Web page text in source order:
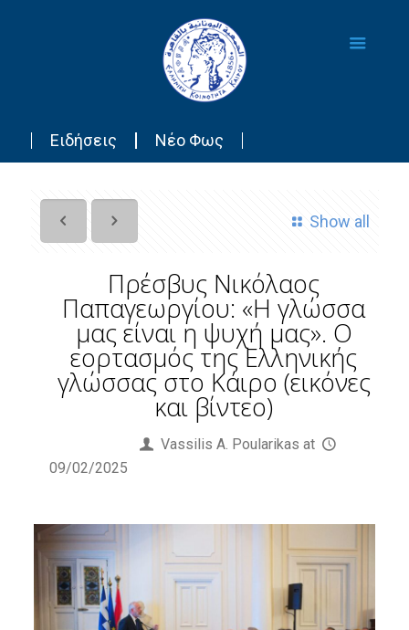
Ειδήσεις Νέο Φως
Show all
Πρέσβυς Νικόλαος
Παπαγεωργίου: «Η γλώσσα
μας είναι η ψυχή μας». Ο
εορτασμός της Ελληνικής
γλώσσας στο Κάιρο (εικόνες
και βίντεο)
Vassilis Α. Poularikas at
09/02/2025